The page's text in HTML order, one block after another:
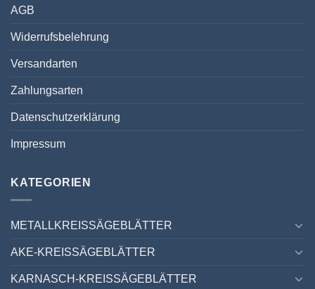
AGB
Widerrufsbelehrung
Versandarten
Zahlungsarten
Datenschutzerklärung
Impressum
KATEGORIEN
METALLKREISSÄGEBLÄTTER
AKE-KREISSÄGEBLÄTTER
KARNASCH-KREISSÄGEBLÄTTER